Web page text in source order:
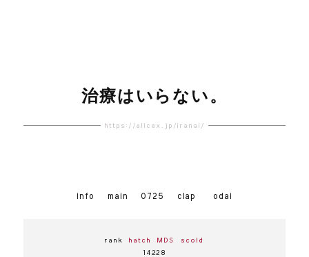
治療はいらない。
https://alicex.jp/iranai/
info main 0725 clap odai
rank hatch MDS
scold
14228